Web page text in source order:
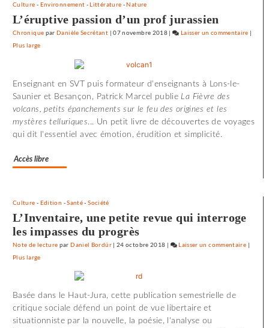
Culture - Environnement -Littérature -Nature
L’éruptive passion d’un prof jurassien
Chronique parDanièle Secrétant |07 novembre 2018 | Laisser un commentaire on
»
|
Plus large
Enseignant en SVT puis formateur d'enseignants à Lons-le-
Saunier et Besançon, Patrick Marcel publie La Fièvre des
volcans, petits épanchements sur le feu des origines et les
mystères telluriques... Un petit livre de découvertes de voyages
qui dit l'essentiel avec émotion, érudition et simplicité.
Accès libre
Culture - Edition -Santé-Société
L’Inventaire, une petite revue qui interroge
les impasses du progrès
Note de lecture parDaniel Bordür| 24 octobre 2018 | Laisser un commentaire on
|
Plus large
Basée dans le Haut-Jura, cette publication semestrielle de
critique sociale défend un point de vue libertaire et
situationniste par la nouvelle, la poésie, l'analyse ou